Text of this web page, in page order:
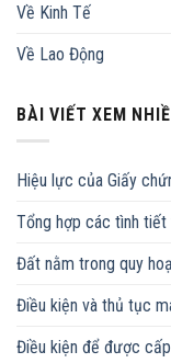
Về Kinh Tế
Về Lao Động
BÀI VIẾT XEM
Hiệu lực của Giấy
Tổng hợp các tình tiết
Đất nằm trong quy
Điều kiện và thủ tục
Điều kiện để được